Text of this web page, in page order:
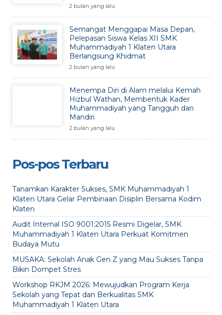
2 bulan yang lalu
Semangat Menggapai Masa Depan,
Pelepasan Siswa Kelas XII SMK
Muhammadiyah 1 Klaten Utara
Berlangsung Khidmat
2 bulan yang lalu
Menempa Diri di Alam melalui Kemah
Hizbul Wathan, Membentuk Kader
Muhammadiyah yang Tangguh dan
Mandiri
2 bulan yang lalu
Pos-pos Terbaru
Tanamkan Karakter Sukses, SMK Muhammadiyah 1
Klaten Utara Gelar Pembinaan Disiplin Bersama Kodim
Klaten
Audit Internal ISO 9001:2015 Resmi Digelar, SMK
Muhammadiyah 1 Klaten Utara Perkuat Komitmen
Budaya Mutu
MUSAKA: Sekolah Anak Gen Z yang Mau Sukses Tanpa
Bikin Dompet Stres
Workshop RKJM 2026: Mewujudkan Program Kerja
Sekolah yang Tepat dan Berkualitas SMK
Muhammadiyah 1 Klaten Utara